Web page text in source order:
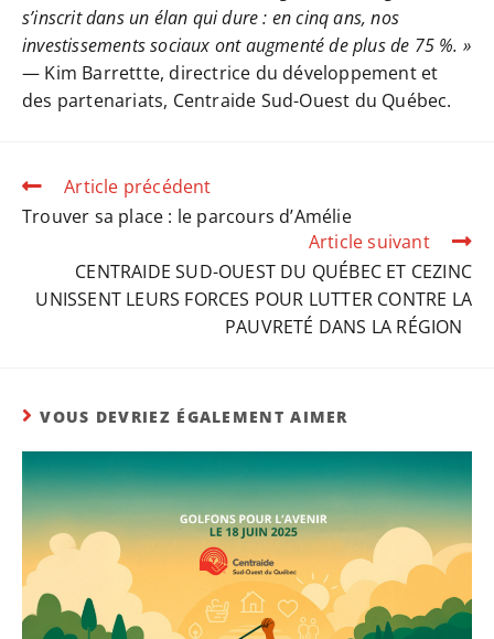
s’inscrit dans un élan qui dure : en cinq ans, nos
investissements sociaux ont augmenté de plus de 75 %. »
— Kim Barrettte, directrice du développement et
des partenariats, Centraide Sud-Ouest du Québec.
Article précédent
Trouver sa place : le parcours d’Amélie
Article suivant
CENTRAIDE SUD-OUEST DU QUÉBEC ET CEZINC
UNISSENT LEURS FORCES POUR LUTTER CONTRE LA
PAUVRETÉ DANS LA RÉGION
VOUS DEVRIEZ ÉGALEMENT AIMER